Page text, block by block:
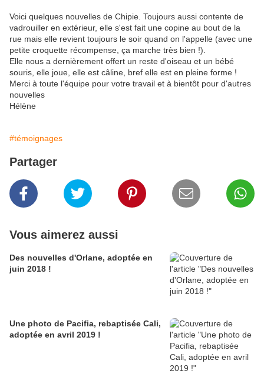
Voici quelques nouvelles de Chipie. Toujours aussi contente de
vadrouiller en extérieur, elle s'est fait une copine au bout de la
rue mais elle revient toujours le soir quand on l'appelle (avec une
petite croquette récompense, ça marche très bien !).
Elle nous a dernièrement offert un reste d'oiseau et un bébé
souris, elle joue, elle est câline, bref elle est en pleine forme !
Merci à toute l'équipe pour votre travail et à bientôt pour d'autres
nouvelles
Hélène
#témoignages
Partager
Vous aimerez aussi
Des nouvelles d'Orlane, adoptée en
juin 2018 !
Une photo de Pacifia, rebaptisée Cali,
adoptée en avril 2019 !